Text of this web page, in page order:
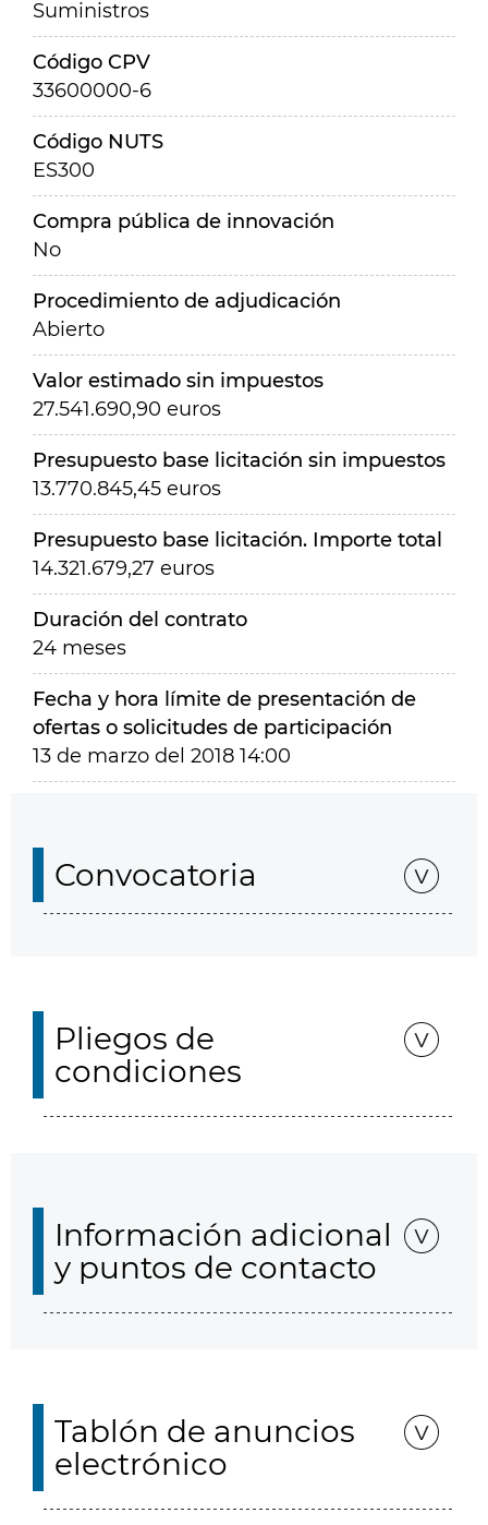
Suministros
Código CPV
33600000-6
Código NUTS
ES300
Compra pública de innovación
No
Procedimiento de adjudicación
Abierto
Valor estimado sin impuestos
27.541.690,90 euros
Presupuesto base licitación sin impuestos
13.770.845,45 euros
Presupuesto base licitación. Importe total
14.321.679,27 euros
Duración del contrato
24 meses
Fecha y hora límite de presentación de
ofertas o solicitudes de participación
13 de marzo del 2018 14:00
Convocatoria
Pliegos de
condiciones
Información adicional
y puntos de contacto
Tablón de anuncios
electrónico